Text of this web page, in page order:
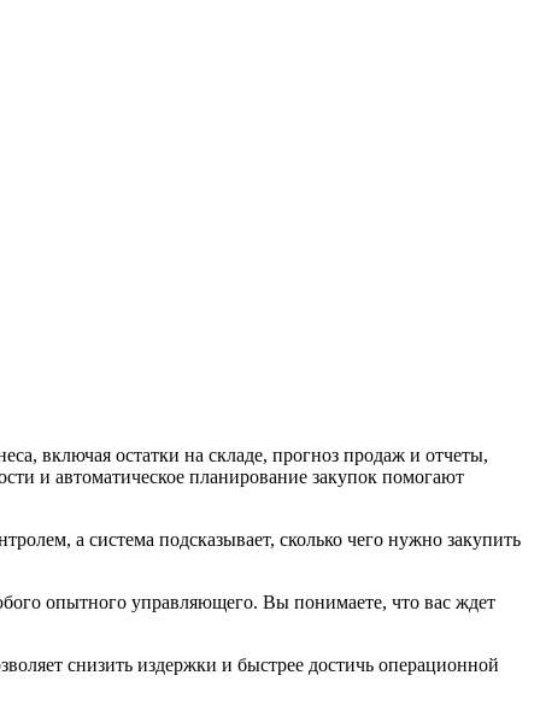
включая остатки на складе, прогноз продаж и отчеты,
и автоматическое планирование закупок помогают
а система подсказывает, сколько чего нужно закупить
опытного управляющего. Вы понимаете, что вас ждет
снизить издержки и быстрее достичь операционной